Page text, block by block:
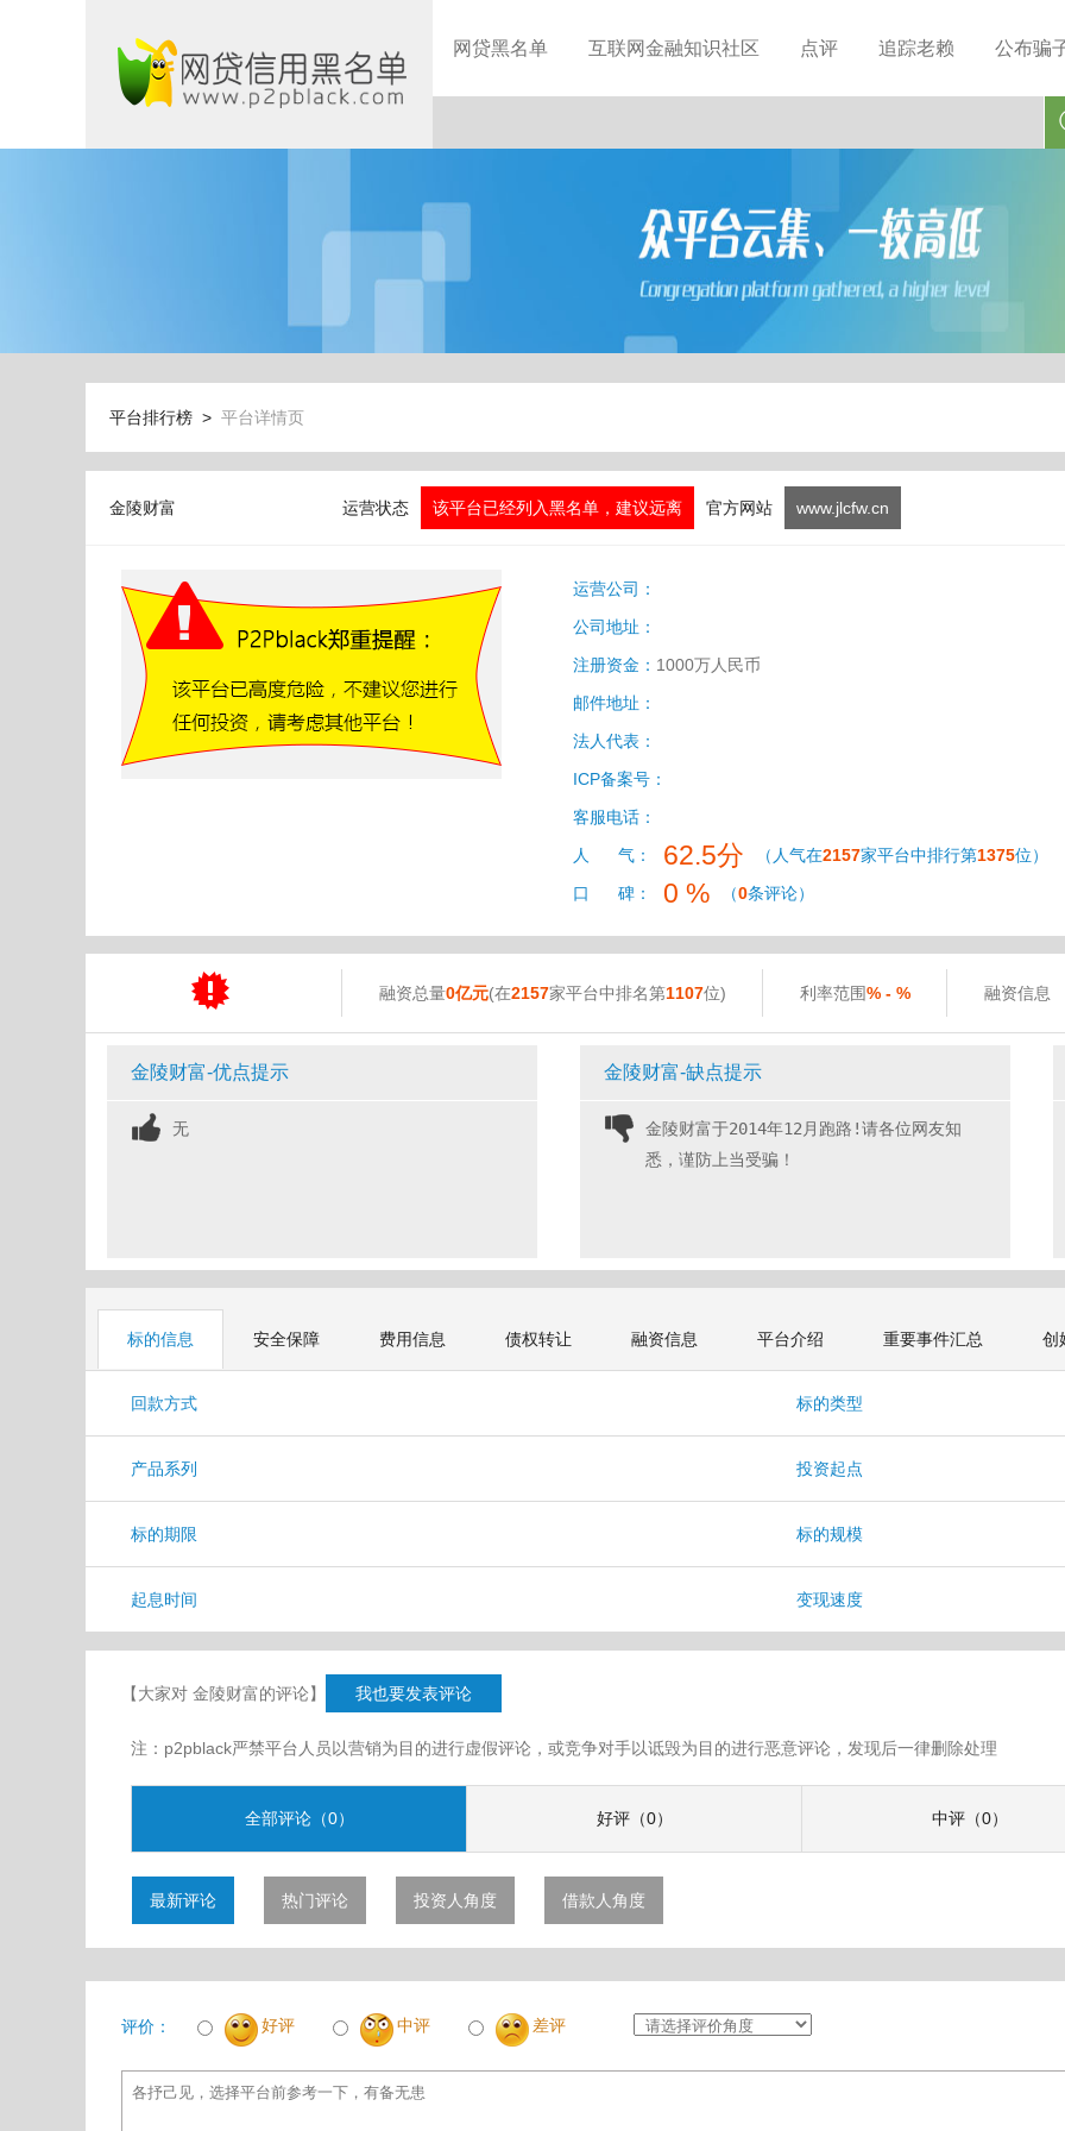
网贷黑名单 互联网金融知识社区 点评 追踪老赖 公布骗
平台排行榜 > 平台详情页
金陵财富 运营状态 该平台已经列入黑名单，建议远离 官方网站 www.jlcfw.cn
运营公司：
公司地址：
注册资金： 1000万人民币
邮件地址：
法人代表：
ICP备案号：
客服电话：
人 气：
62.5分 （人气在2157家平台中排行第1375位）
口 碑：
0 % （0条评论）
融资总量0亿元(在2157家平台中排名第1107位) 利率范围% - % 融资信息
金陵财富-优点提示
无
金陵财富-缺点提示
金陵财富于2014年12月跑路!请各位网友知
悉，谨防上当受骗！
标的信息 安全保障 费用信息 债权转让 融资信息 平台介绍 重要事件汇总 创
回款方式 标的类型
产品系列 投资起点
标的期限 标的规模
起息时间 变现速度
【大家对 金陵财富的评论】 我也要发表评论
注：p2pblack严禁平台人员以营销为目的进行虚假评论，或竞争对手以诋毁为目的进行恶意评论，发现后一律删除处理
全部评论（0） 好评（0） 中评（0）
最新评论 热门评论 投资人角度 借款人角度
评价： 好评 中评 差评